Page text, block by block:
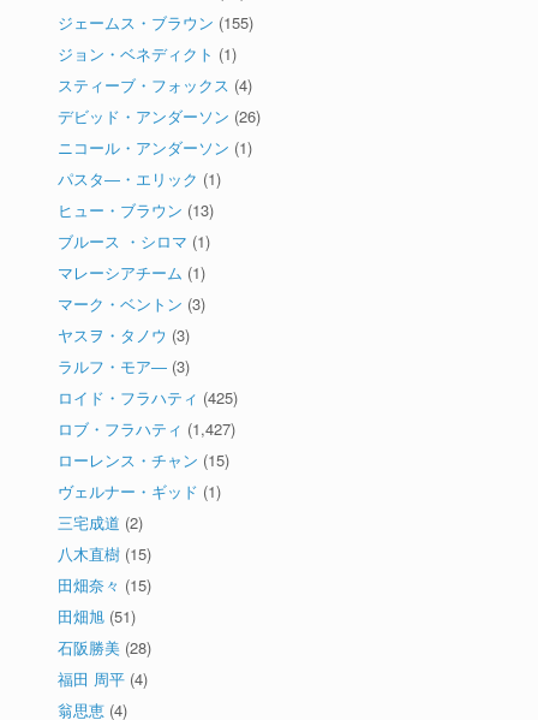
ジェームス・ブラウン (155)
ジョン・ベネディクト (1)
スティーブ・フォックス (4)
デビッド・アンダーソン (26)
ニコール・アンダーソン (1)
パスタ―・エリック (1)
ヒュー・ブラウン (13)
ブルース ・シロマ (1)
マレーシアチーム (1)
マーク・ベントン (3)
ヤスヲ・タノウ (3)
ラルフ・モア― (3)
ロイド・フラハティ (425)
ロブ・フラハティ (1,427)
ローレンス・チャン (15)
ヴェルナー・ギッド (1)
三宅成道 (2)
八木直樹 (15)
田畑奈々 (15)
田畑旭 (51)
石阪勝美 (28)
福田 周平 (4)
翁思恵 (4)